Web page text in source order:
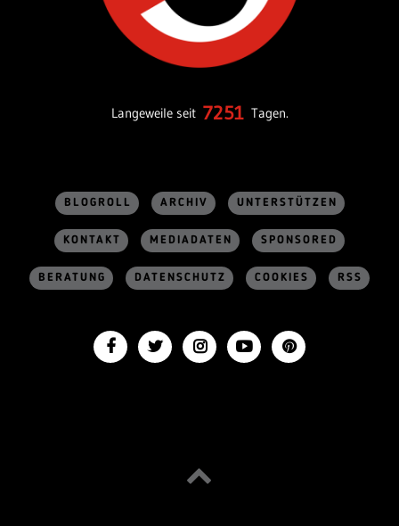
Langeweile seit 7251 Tagen.
BLOGROLL ARCHIV UNTERSTÜTZEN
KONTAKT MEDIADATEN SPONSORED
BERATUNG DATENSCHUTZ COOKIES RSS